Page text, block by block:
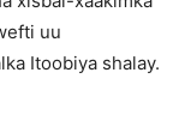
uu
Itoobiya shalay.